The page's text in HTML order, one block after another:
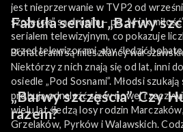
jest nieprzerwanie w TVP2 od
szczęścia” są drugim – po „M jak
serialem telewizyjnym, co pokazuje
przed telewizorami, aby śledzić
Fabuła serialu „Barwy
Bohaterami są mieszkańcy
Niektórzy z nich znają się od lat, inni
osiedle „Pod Sosnami”. Młodsi
próbują odnaleźć się w nowej
wielu lat śledzą losy rodzin
Grzelaków, Pyrków i Walawskich.
„Barwy szczęścia”. Czy
razem?